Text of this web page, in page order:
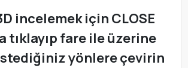
incelemek için CLOSE
tıklayıp fare ile üzerine
yönlere çevirin